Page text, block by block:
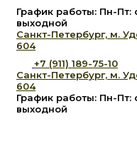
График работы: Пн-Пт:
выходной
Санкт-Петербург, м.
604
+7 (911) 189-75-10
Санкт-Петербург, м.
604
График работы: Пн-Пт:
выходной